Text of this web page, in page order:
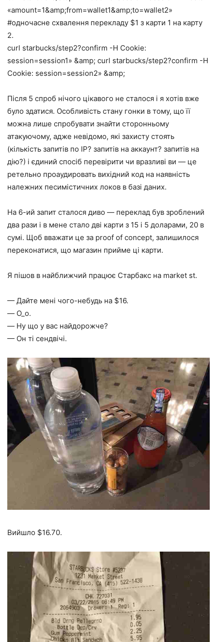
«amount=1&amp;from=wallet1&amp;to=wallet2»
#одночасне схвалення перекладу $1 з карти 1 на карту
2.
curl starbucks/step2?confirm -H Cookie:
session=session1» &amp; curl starbucks/step2?confirm -H
Cookie: session=session2» &amp;
Після 5 спроб нічого цікавого не сталося і я хотів вже
було здатися. Особливість стану гонки в тому, що її
можна лише спробувати знайти сторонньому
атакуючому, адже невідомо, які захисту стоять
(кількість запитів по IP? запитів на аккаунт? запитів на
дію?) і єдиний спосіб перевірити чи вразливі ви — це
ретельно проаудировать вихідний код на наявність
належних песимістичних локов в базі даних.
На 6-ий запит сталося диво — переклад був зроблений
два рази і в мене стало дві карти з 15 і 5 доларами, 20 в
сумі. Щоб вважати це за proof of concept, залишилося
переконатися, що магазин прийме ці карти.
Я пішов в найближчий працює Старбакс на market st.
— Дайте мені чого-небудь на $16.
— O_o.
— Ну що у вас найдорожче?
— Он ті сендвічі.
Вийшло $16.70.